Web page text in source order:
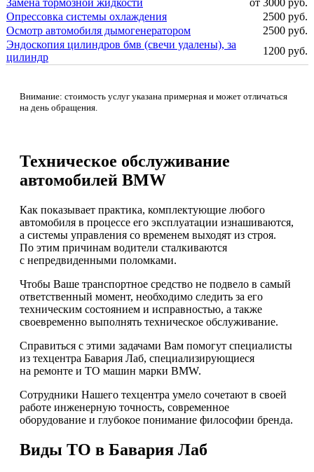
Замена тормозной жидкости
от 3000 руб.
Опрессовка системы охлаждения
2500 руб.
Осмотр автомобиля дымогенератором
2500 руб.
Эндоскопия цилиндров бмв (свечи удалены), за
цилиндр
1200 руб.
Внимание: стоимость услуг указана примерная и может отличаться
на день обращения.
Техническое обслуживание
автомобилей BMW
Как показывает практика, комплектующие любого
автомобиля в процессе его эксплуатации изнашиваются,
а системы управления со временем выходят из строя.
По этим причинам водители сталкиваются
с непредвиденными поломками.
Чтобы Ваше транспортное средство не подвело в самый
ответственный момент, необходимо следить за его
техническим состоянием и исправностью, а также
своевременно выполнять техническое обслуживание.
Справиться с этими задачами Вам помогут специалисты
из техцентра Бавария Лаб, специализирующиеся
на ремонте и ТО машин марки BMW.
Сотрудники Нашего техцентра умело сочетают в своей
работе инженерную точность, современное
оборудование и глубокое понимание философии бренда.
Виды ТО в Бавария Лаб